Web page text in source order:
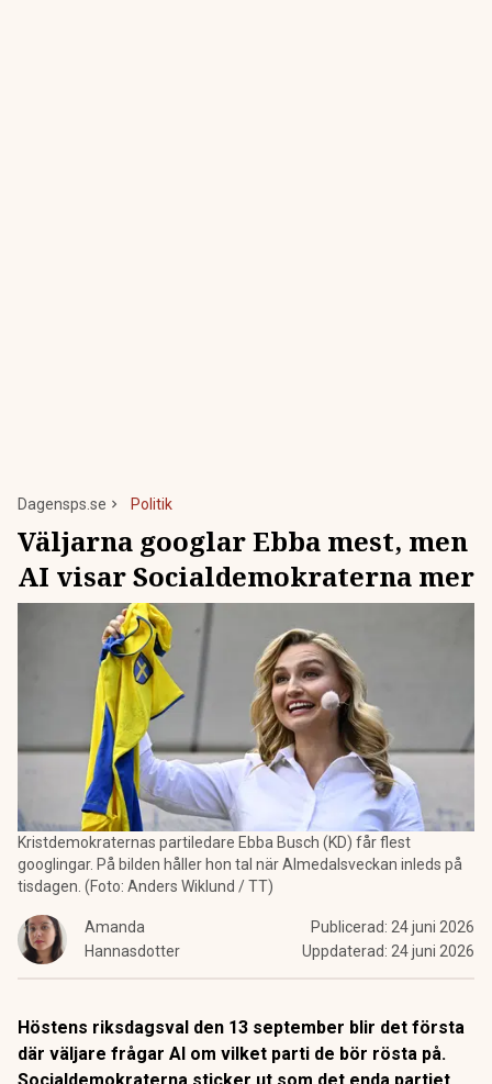
Dagensps.se Politik
Väljarna googlar Ebba mest, men
AI visar Socialdemokraterna mer
Kristdemokraternas partiledare Ebba Busch (KD) får flest
googlingar. På bilden håller hon tal när Almedalsveckan inleds på
tisdagen. (Foto: Anders Wiklund / TT)
Amanda
Hannasdotter
Publicerad: 24 juni 2026
Uppdaterad: 24 juni 2026
Höstens riksdagsval den 13 september blir det första
där väljare frågar AI om vilket parti de bör rösta på.